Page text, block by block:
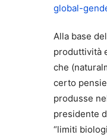
global-
Alla base
produttività
che
certo
produsse
presidente
“limiti